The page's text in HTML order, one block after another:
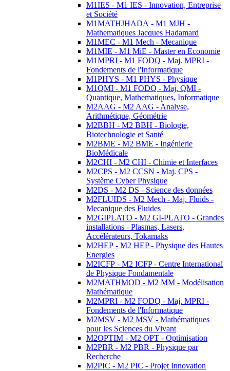
M1IES - M1 IES - Innovation, Entreprise
et Société
M1MATHJHADA - M1 MJH -
Mathematiques Jacques Hadamard
M1MEC - M1 Mech - Mecanique
M1MIE - M1 MiE - Master en Economie
M1MPRI - M1 FODQ - Maj. MPRI -
Fondements de l'Informatique
M1PHYS - M1 PHYS - Physique
M1QMI - M1 FODQ - Maj. QMI -
Quantique, Mathematiques, Informatique
M2AAG - M2 AAG - Analyse,
Arithmétique, Géométrie
M2BBH - M2 BBH - Biologie,
Biotechnologie et Santé
M2BME - M2 BME - Ingénierie
BioMédicale
M2CHI - M2 CHI - Chimie et Interfaces
M2CPS - M2 CCSN - Maj. CPS -
Système Cyber Physique
M2DS - M2 DS - Science des données
M2FLUIDS - M2 Mech - Maj. Fluids -
Mecanique des Fluides
M2GIPLATO - M2 GI-PLATO - Grandes
installations - Plasmas, Lasers,
Accélérateurs, Tokamaks
M2HEP - M2 HEP - Physique des Hautes
Energies
M2ICFP - M2 ICFP - Centre International
de Physique Fondamentale
M2MATHMOD - M2 MM - Modélisation
Mathématique
M2MPRI - M2 FODQ - Maj. MPRI -
Fondements de l'Informatique
M2MSV - M2 MSV - Mathématiques
pour les Sciences du Vivant
M2OPTIM - M2 OPT - Optimisation
M2PBR - M2 PBR - Physique par
Recherche
M2PIC - M2 PIC - Projet Innovation